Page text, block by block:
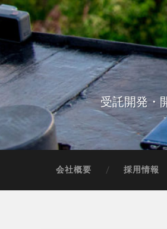
受託開発・
会社概要 採用情報